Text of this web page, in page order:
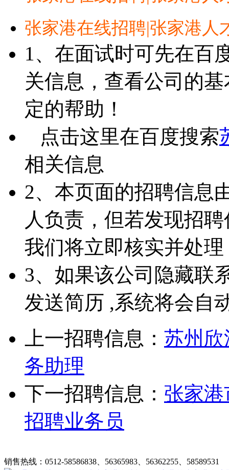
张家港在线招聘|张家港人
1、在面试时可先在百
关信息，查看公司的
定的帮助！
点击这里在百度搜索
相关信息
2、本页面的招聘信息
人负责，但若发现招
我们将立即核实并处理
3、如果该公司隐藏联
发送简历 ,系统将会自
上一招聘信息： 苏州
务助理
下一招聘信息： 张家
招聘业务员
销售热线：0512-58586838、56365983、56362255、58589531